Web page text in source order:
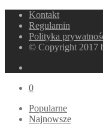
Kontakt
Regulamin
Polityka
© Copyright 2017
0
Popularne
Najnowsze